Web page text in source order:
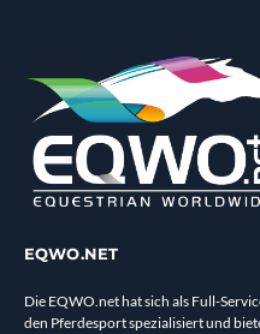
EQWO.NET
Die EQWO.net hat sich als Full-
den Pferdesport spezialisiert und